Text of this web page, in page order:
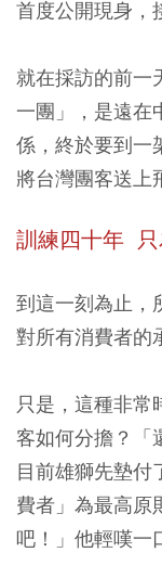
首度公開現身，
就在採訪的前一
一團」，是遠在
係，終於要到一
將台灣團客送上
訓練四十年
到這一刻為止，
對所有消費者的
只是，這種非常
客如何分擔？「
目前雄獅先墊付
費者」為最高原
吧！」他輕嘆一